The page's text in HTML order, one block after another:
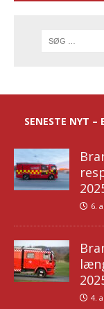
SENESTE NYT –
6.
4.